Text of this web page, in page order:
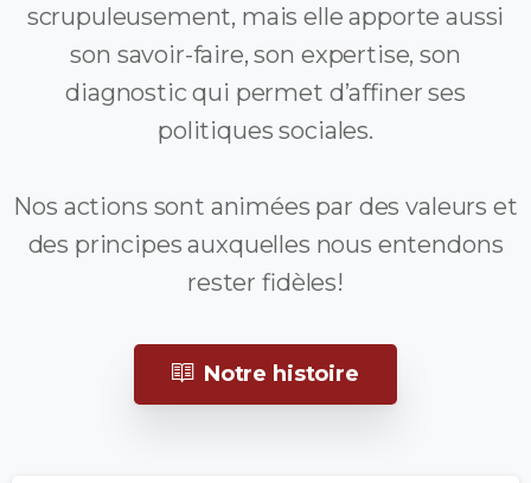
scrupuleusement, mais elle apporte aussi
son savoir-faire, son expertise, son
diagnostic qui permet d’affiner ses
politiques sociales.
Nos actions sont animées par des valeurs et
des principes auxquelles nous entendons
rester fidèles!
Notre histoire